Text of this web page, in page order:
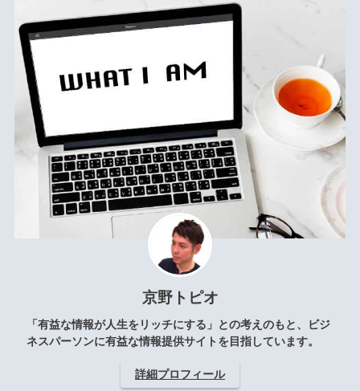
京野トピオ
「有益な情報が人生をリッチにする」との考えのもと、ビジ
ネスパーソンに有益な情報提供サイトを目指しています。
詳細プロフィール